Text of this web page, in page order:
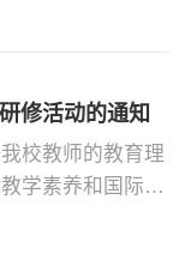
课程思政高质量
通知如下。
育司主办单
单位：新华网
修活动的通知
校教师的教育理
学素养和国际化
生和国际学生成